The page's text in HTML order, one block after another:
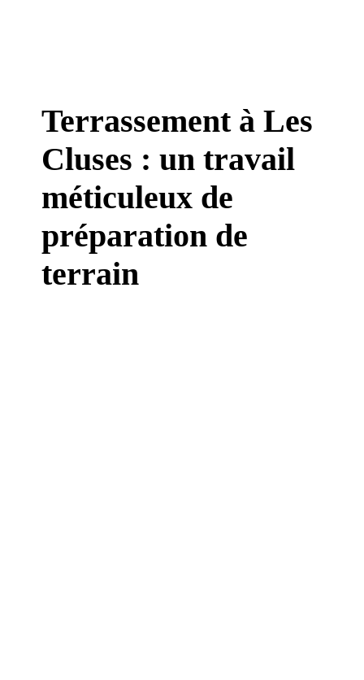
Terrassement à Les
Cluses : un travail
méticuleux de
préparation de
terrain